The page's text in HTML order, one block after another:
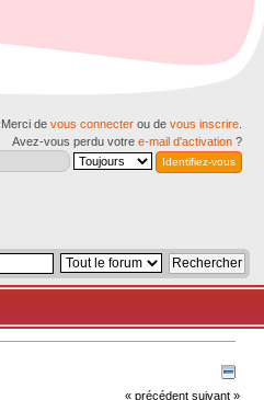
. Merci de vous connecter ou de vous inscrire
Avez-vous perdu votre e-mail d'activation ?
« précédent suivant »